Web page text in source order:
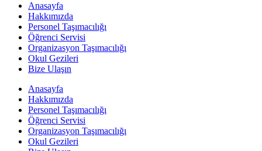
Anasayfa
Hakkımızda
Personel Taşımacılığı
Öğrenci Servisi
Organizasyon Taşımacılığı
Okul Gezileri
Bize Ulaşın
Anasayfa
Hakkımızda
Personel Taşımacılığı
Öğrenci Servisi
Organizasyon Taşımacılığı
Okul Gezileri